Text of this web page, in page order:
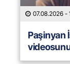
07.08.2026 -
Paşinyan